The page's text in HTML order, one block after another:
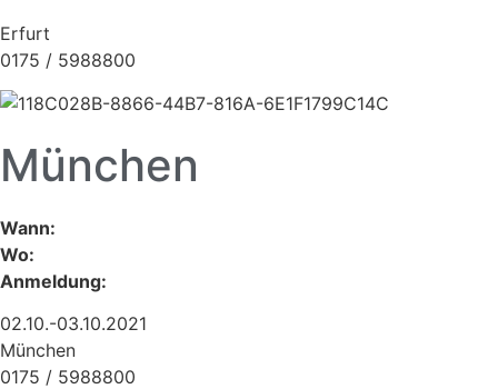
Erfurt
0175 / 5988800
München
Wann:
Wo:
Anmeldung:
02.10.-03.10.2021
München
0175 / 5988800